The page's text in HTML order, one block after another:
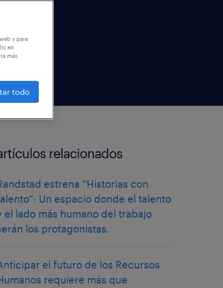
relacionados
estrena “Historias con
Un espacio donde el talento
el lado más humano del trabajo
los protagonistas.
el futuro de los Recursos
requiere más que
y para
en
más
todo